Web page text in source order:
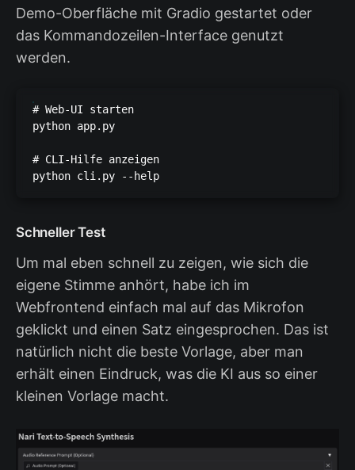
Demo-Oberfläche mit Gradio gestartet oder
das Kommandozeilen-Interface genutzt
werden.
# Web-UI starten
python app.py
# CLI-Hilfe anzeigen
python cli.py --help
Schneller Test
Um mal eben schnell zu zeigen, wie sich die
eigene Stimme anhört, habe ich im
Webfrontend einfach mal auf das Mikrofon
geklickt und einen Satz eingesprochen. Das ist
natürlich nicht die beste Vorlage, aber man
erhält einen Eindruck, was die KI aus so einer
kleinen Vorlage macht.